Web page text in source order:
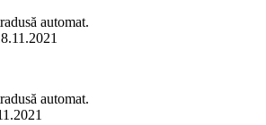
automat.
automat.